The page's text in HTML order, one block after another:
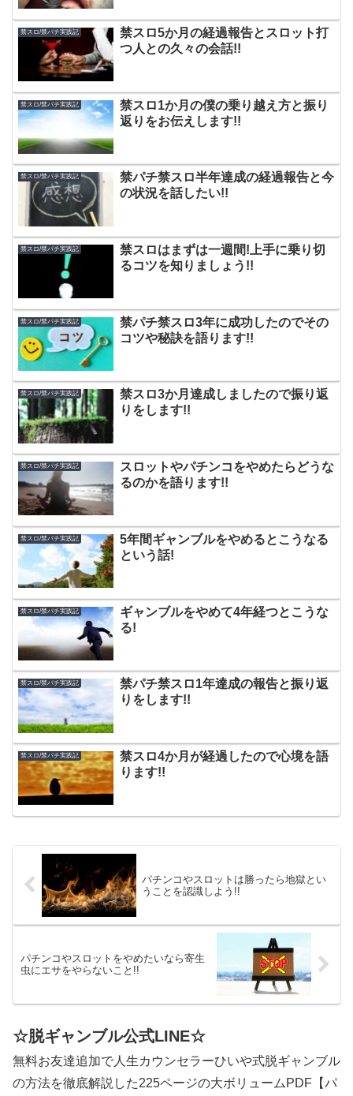
禁スロ/禁パチ実践記
禁スロ5か月の経過報告とスロット打
つ人との久々の会話!!
禁スロ/禁パチ実践記
禁スロ1か月の僕の乗り越え方と振り
返りをお伝えします!!
禁スロ/禁パチ実践記
禁パチ禁スロ半年達成の経過報告と今
の状況を話したい!!
禁スロ/禁パチ実践記
禁スロはまずは一週間!上手に乗り切
るコツを知りましょう!!
禁スロ/禁パチ実践記
禁パチ禁スロ3年に成功したのでその
コツや秘訣を語ります!!
禁スロ/禁パチ実践記
禁スロ3か月達成しましたので振り返
りをします!!
禁スロ/禁パチ実践記
スロットやパチンコをやめたらどうな
るのかを語ります!!
禁スロ/禁パチ実践記
5年間ギャンブルをやめるとこうなる
という話!
禁スロ/禁パチ実践記
ギャンブルをやめて4年経つとこうな
る!
禁スロ/禁パチ実践記
禁パチ禁スロ1年達成の報告と振り返
りをします!!
禁スロ/禁パチ実践記
禁スロ4か月が経過したので心境を語
ります!!
パチンコやスロットは勝ったら地獄とい
うことを認識しよう!!
パチンコやスロットをやめたいなら寄生
虫にエサをやらないこと!!
☆脱ギャンブル公式LINE☆
無料お友達追加で人生カウンセラーひいや式脱ギャンブル
の方法を徹底解説した225ページの大ボリュームPDF【パ